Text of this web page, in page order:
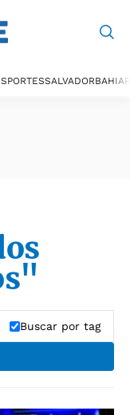
SALVADORBAHIA
Buscar por tag